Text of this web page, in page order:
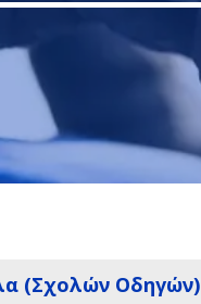
(Σχολών Οδηγών)